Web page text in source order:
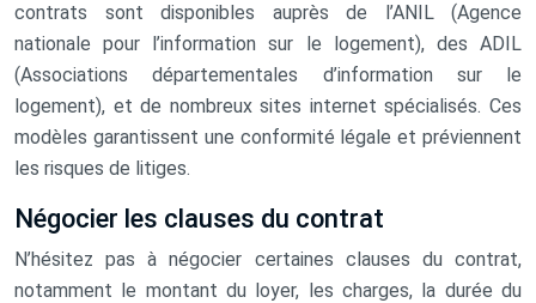
contrats sont disponibles auprès de l’ANIL (Agence
nationale pour l’information sur le logement), des ADIL
(Associations départementales d’information sur le
logement), et de nombreux sites internet spécialisés. Ces
modèles garantissent une conformité légale et préviennent
les risques de litiges.
Négocier les clauses du contrat
N’hésitez pas à négocier certaines clauses du contrat,
notamment le montant du loyer, les charges, la durée du